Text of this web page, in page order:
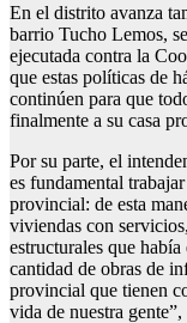
En el distrito avanza
barrio Tucho Lemos,
ejecutada contra la
que estas políticas de
continúen para que
finalmente a su casa
Por su parte, el
es fundamental
provincial: de esta
viviendas con
estructurales que
cantidad de obras de
provincial que tienen
vida de nuestra